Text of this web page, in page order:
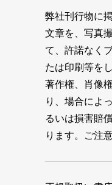
弊社刊行物に
文章を、写真
て、許諾なく
たは印刷等を
著作権、肖像
り、場合によ
るいは損害賠
ります。ご注